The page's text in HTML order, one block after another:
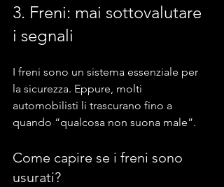
3. Freni: mai sottovalutare
i segnali
I freni sono un sistema essenziale per
la sicurezza. Eppure, molti
automobilisti li trascurano fino a
quando “qualcosa non suona male”.
Come capire se i freni sono
usurati?